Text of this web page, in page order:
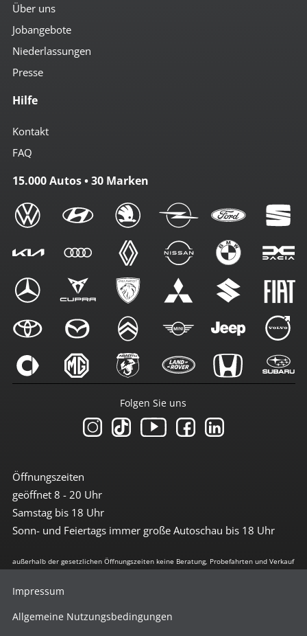
Über uns
Jobangebote
Niederlassungen
Presse
Hilfe
Kontakt
FAQ
15.000 Autos • 30 Marken
Öffnungszeiten
geöffnet 8 - 20 Uhr
Samstag bis 18 Uhr
Sonn- und Feiertags immer große Autoschau bis 18 Uhr
Folgen Sie uns
außerhalb der gesetzlichen Öffnungszeiten keine Beratung, Probefahrten und Verkauf
Impressum
Allgemeine Nutzungsbedingungen